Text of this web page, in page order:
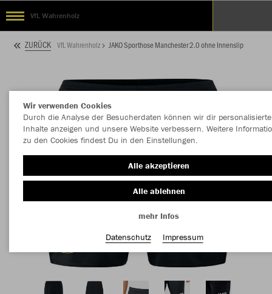
VfL Wahrenholz
ZURÜCK VfL Wahrenholz JAKO Sporthose Manchester 2.0 ohne Innenslip
Wir verwenden Cookies
Durch die Analyse der Besucherdaten können wir dir personalisierte
Inhalte anzeigen und unsere Website verbessern. Weitere
zu den Cookies findest Du in den Einstellungen.
Alle akzeptieren
Alle ablehnen
mehr Infos
Datenschutz
Impressum